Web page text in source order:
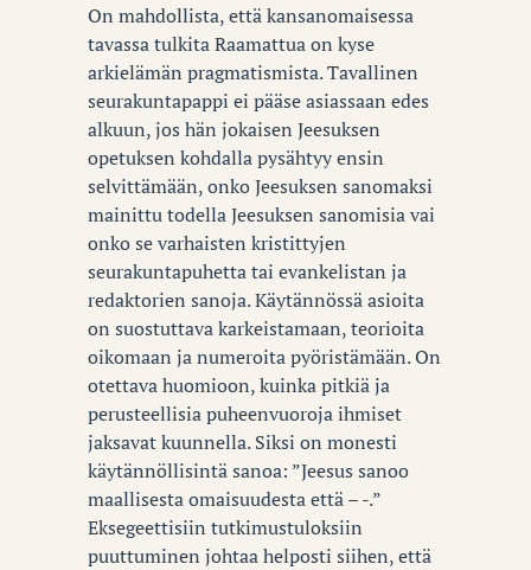
On mahdollista, että kansanomaisessa
tavassa tulkita Raamattua on kyse
arkielämän pragmatismista. Tavallinen
seurakuntapappi ei pääse asiassaan edes
alkuun, jos hän jokaisen Jeesuksen
opetuksen kohdalla pysähtyy ensin
selvittämään, onko Jeesuksen sanomaksi
mainittu todella Jeesuksen sanomisia vai
onko se varhaisten kristittyjen
seurakuntapuhetta tai evankelistan ja
redaktorien sanoja. Käytännössä asioita
on suostuttava karkeistamaan, teorioita
oikomaan ja numeroita pyöristämään. On
otettava huomioon, kuinka pitkiä ja
perusteellisia puheenvuoroja ihmiset
jaksavat kuunnella. Siksi on monesti
käytännöllisintä sanoa: ”Jeesus sanoo
maallisesta omaisuudesta että – -.”
Eksegeettisiin tutkimustuloksiin
puuttuminen johtaa helposti siihen, että